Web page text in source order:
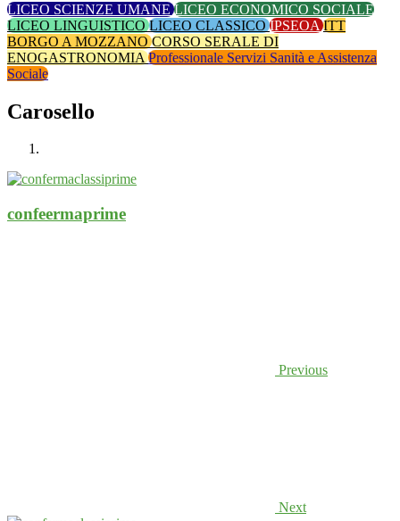
LICEO SCIENZE UMANELICEO ECONOMICO SOCIALE
LICEO LINGUISTICOLICEO CLASSICOIPSEOAITT
BORGO A MOZZANOCORSO SERALE DI
ENOGASTRONOMIAProfessionale Servizi Sanità e Assistenza
Sociale
Carosello
confeermaprime
Previous
Next